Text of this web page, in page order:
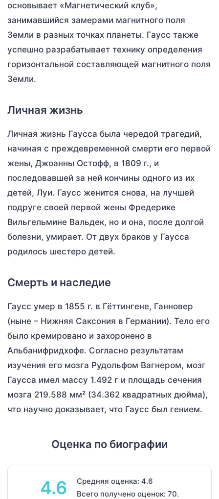
основывает «Магнетический клуб»,
занимавшийся замерами магнитного поля
Земли в разных точках планеты. Гаусс также
успешно разрабатывает технику определения
горизонтальной составляющей магнитного поля
Земли.
Личная жизнь
Личная жизнь Гаусса была чередой трагедий,
начиная с преждевременной смерти его первой
жены, Джоанны Остофф, в 1809 г., и
последовавшей за ней кончины одного из их
детей, Луи. Гаусс женится снова, на лучшей
подруге своей первой жены Фредерике
Вильгельмине Вальдек, но и она, после долгой
болезни, умирает. От двух браков у Гаусса
родилось шестеро детей.
Смерть и наследие
Гаусс умер в 1855 г. в Гёттингене, Ганновер
(ныне – Нижняя Саксония в Германии). Тело его
было кремировано и захоронено в
Альбанифридхофе. Согласно результатам
изучения его мозга Рудольфом Вагнером, мозг
Гаусса имел массу 1.492 г и площадь сечения
мозга 219.588 мм² (34.362 квадратных дюйма),
что научно доказывает, что Гаусс был гением.
Оценка по биографии
4.6
Средняя оценка: 4.6
Всего получено оценок: 70.